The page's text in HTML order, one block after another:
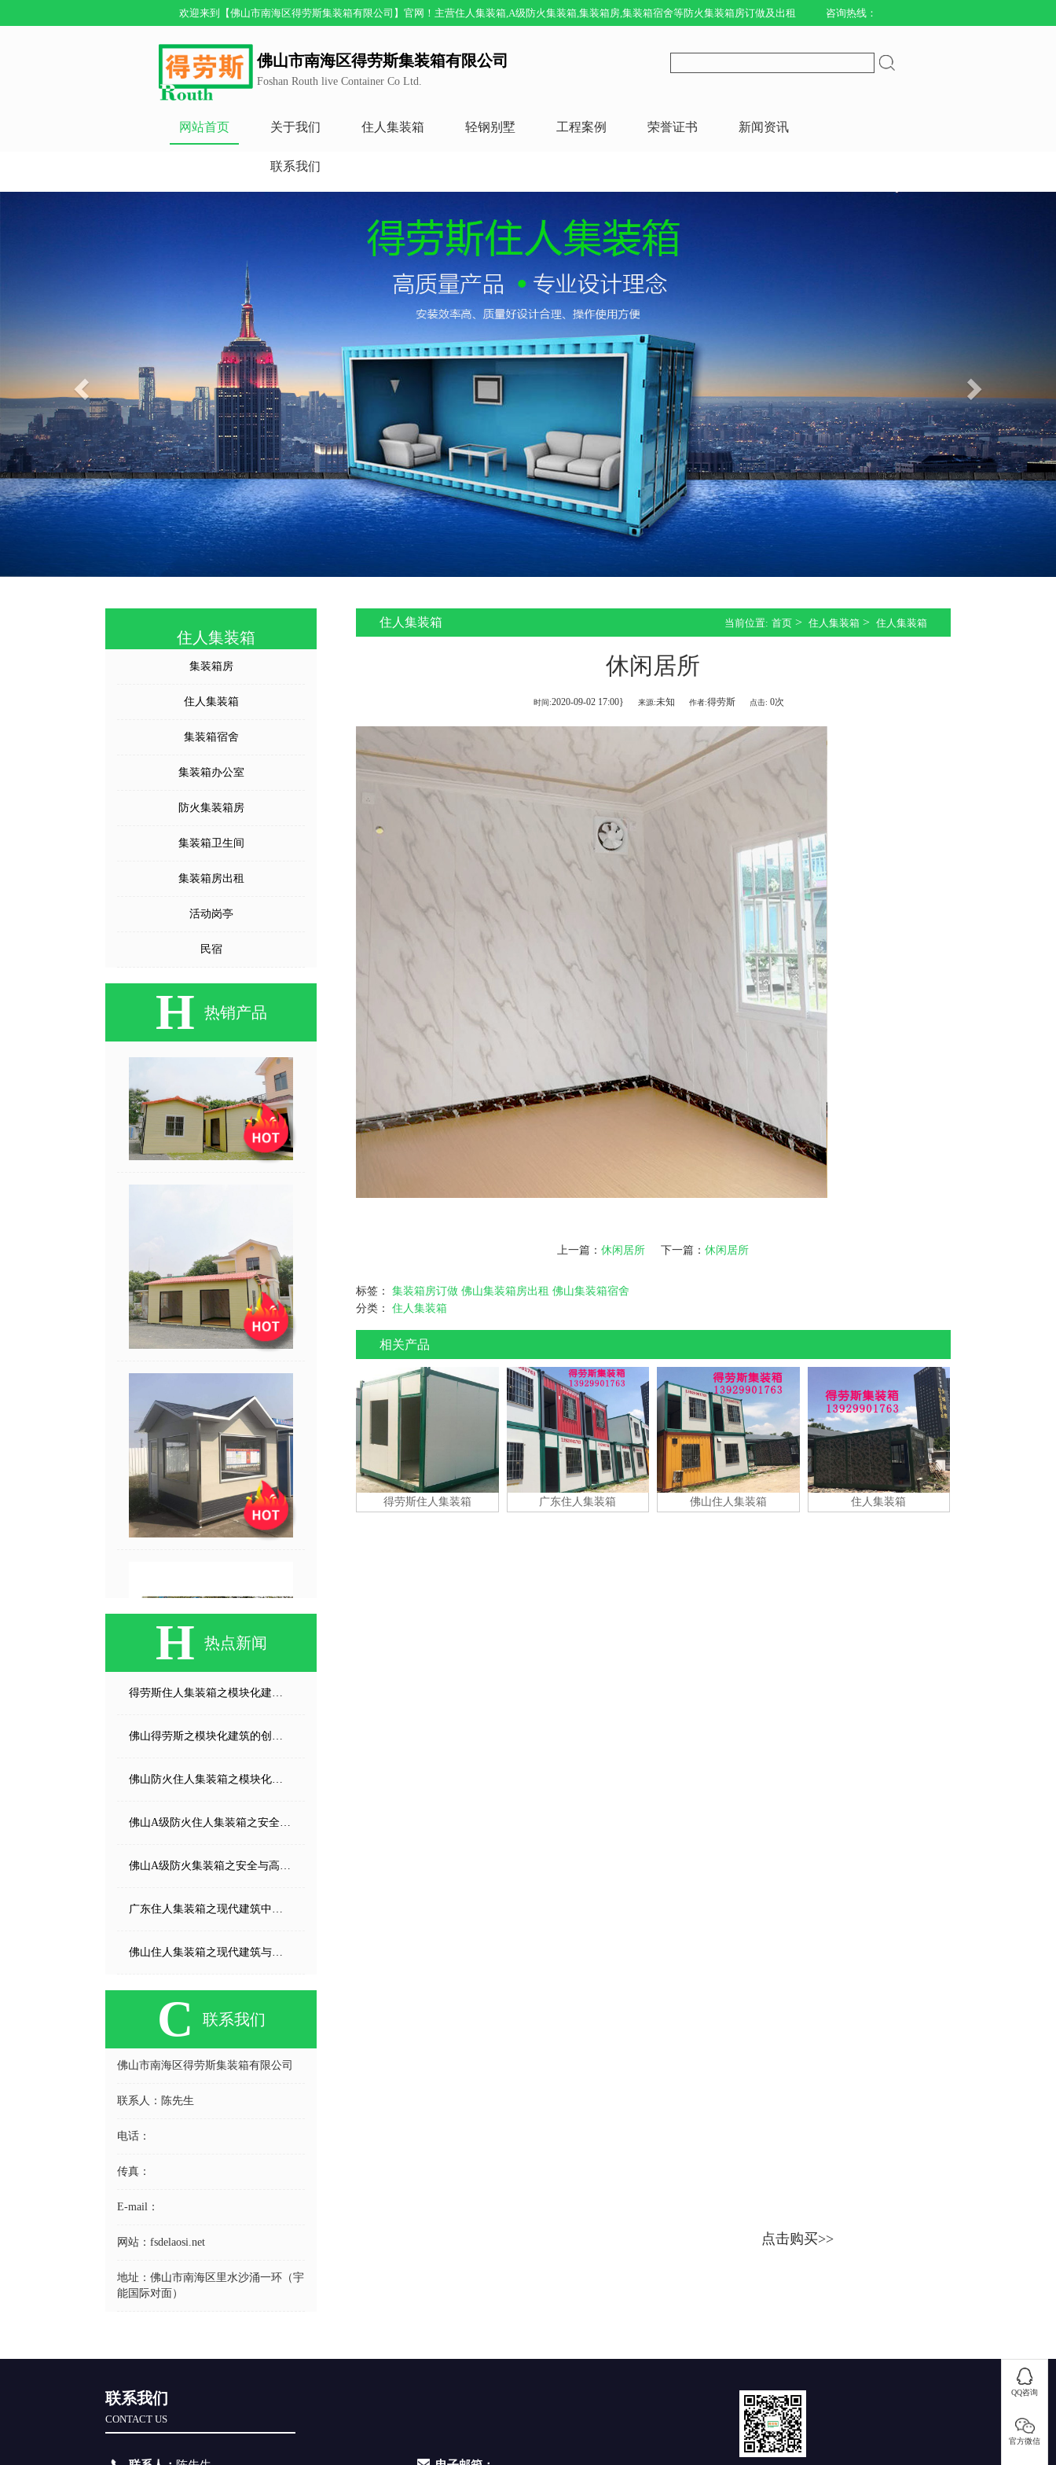
欢迎来到【佛山市南海区得劳斯集装箱有限公司】官网！主营住人集装箱,A级防火集装箱,集装箱房,集装箱宿舍等防火集装箱房订做及出租 咨询热线：
佛山市南海区得劳斯集装箱有限公司
Foshan Routh live Container Co Ltd.
网站首页 关于我们 住人集装箱 轻钢别墅 工程案例 荣誉证书 新闻资讯
联系我们
点击购买>>
住人集装箱
集装箱房
住人集装箱
集装箱宿舍
集装箱办公室
防火集装箱房
集装箱卫生间
集装箱房出租
活动岗亭
民宿
H 热销产品
H 热点新闻
得劳斯住人集装箱之模块化建筑的创新实践
佛山得劳斯之模块化建筑的创新实践
佛山防火住人集装箱之模块化建筑的安全革新
佛山A级防火住人集装箱之安全与高效的临时建筑解决方案
佛山A级防火集装箱之安全与高效的模块化建筑解决方案
广东住人集装箱之现代建筑中的灵活居住解决方案
佛山住人集装箱之现代建筑与居住的革新方案
C 联系我们
佛山市南海区得劳斯集装箱有限公司
联系人： 陈先生
电话：
传真：
E-mail：
网站：fsdelaosi.net
地址：佛山市南海区里水沙涌一环（宇
能国际对面）
住人集装箱 当前位置: 首页> 住人集装箱> 住人集装箱
休闲居所
时间:2020-09-02 17:00} 来源:未知 作者:得劳斯 点击: 0次
上一篇：休闲居所 下一篇：休闲居所
标签：集装箱房订做 佛山集装箱房出租 佛山集装箱宿舍
分类：住人集装箱
相关产品
休闲居所 得劳斯住人集装箱 广东住人集装箱 佛山住人集装箱 住人集装箱 佛山防火住人集装箱
联系我们
CONTACT US
QQ咨询
QQ咨询
官方微信